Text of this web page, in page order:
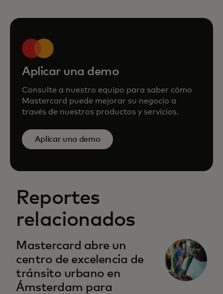
Aplicar una demo
Consulte a nuestro equipo para saber cómo
Mastercard puede mejorar su negocio a
través de nuestros productos y servicios.
Aplicar una demo
Reportes
relacionados
Mastercard abre un
centro de excelencia de
tránsito urbano en
Ámsterdam para
se abre en una pestaña nueva